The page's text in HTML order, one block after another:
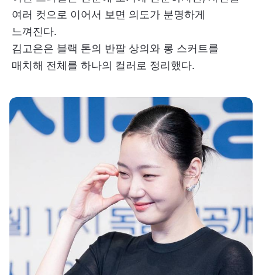
여러 컷으로 이어서 보면 의도가 분명하게
느껴진다.
김고은은 블랙 톤의 반팔 상의와 롱 스커트를
매치해 전체를 하나의 컬러로 정리했다.